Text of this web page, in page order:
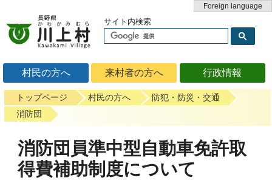
Foreign language
村民の方へ 来村者の方へ 行政情報
サイト内検索
トップページ 村民の方へ
防犯・防災・交通
消防団
消防団員準中型自動車免許取
得費補助制度について